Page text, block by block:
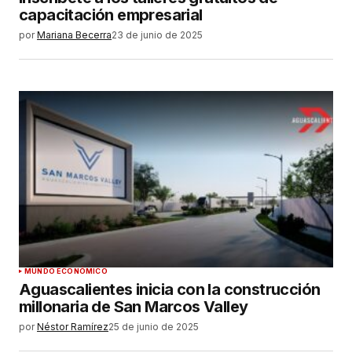
capacitación empresarial
por Mariana Becerra23 de junio de 2025
MUNDO ECONÓMICO
Aguascalientes inicia con la construcción
millonaria de San Marcos Valley
por Néstor Ramírez25 de junio de 2025